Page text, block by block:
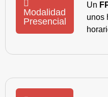
Modalidad
Presencial
Un
unos